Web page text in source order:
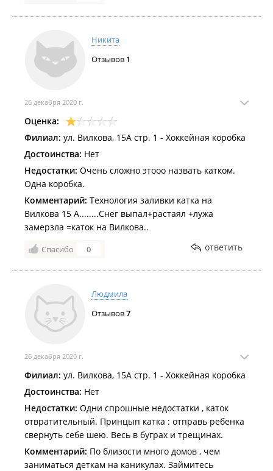
Никита
Отзывов 1
26 декабря 2020 г.
Оценка:
Филиал: ул. Вилкова, 15А стр. 1 - Хоккейная коробка
Достоинства: Нет
Недостатки: Очень сложно этооо назвать катком.
Одна коробка.
Комментарий: Технология заливки катка на
Вилкова 15 А........Снег выпал+растаял +лужа
замерзла =каток на Вилкова..
Спасибо 0 ответить
Людмила
Отзывов7
26 декабря 2020 г.
Филиал: ул. Вилкова, 15А стр. 1 - Хоккейная коробка
Достоинства: Нет
Недостатки: Одни спрошные недостатки , каток
отвратительный. Принцып катка : отправь ребенка
свернуть себе шею. Весь в буграх и трещинах.
Комментарий: По близости много домов , чем
заниматься деткам на каникулах. Займитесь